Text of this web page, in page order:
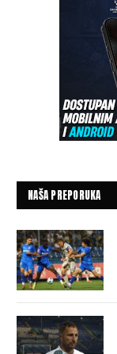
NAŠA PREPORUKA